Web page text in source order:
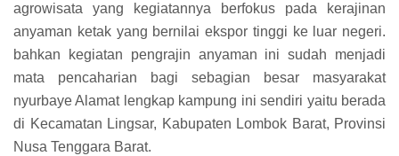
agrowisata yang kegiatannya berfokus pada kerajinan
anyaman ketak yang bernilai ekspor tinggi ke luar negeri.
bahkan kegiatan pengrajin anyaman ini sudah menjadi
mata pencaharian bagi sebagian besar masyarakat
nyurbaye Alamat lengkap kampung ini sendiri yaitu berada
di Kecamatan Lingsar, Kabupaten Lombok Barat, Provinsi
Nusa Tenggara Barat.